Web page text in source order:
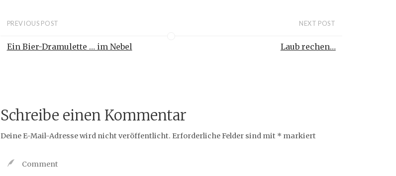
PREVIOUS POST
Ein Bier-Dramulette … im Nebel
NEXT POST
Laub rechen…
Schreibe einen Kommentar
Deine E-Mail-Adresse wird nicht veröffentlicht. Erforderliche Felder sind mit * markiert